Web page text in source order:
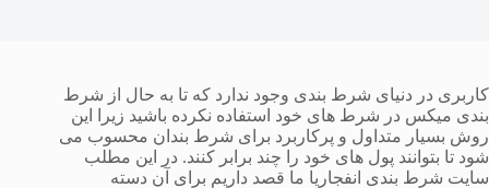
کاربری در دنیای شرط بندی وجود ندارد که تا به حال از شرط
بندی میکس در شرط های خود استفاده نکرده باشید زیرا این
روش بسیار متداول و پرکاربرد برای شرط بندان محسوب می
شود تا بتوانند پول های خود را چند برابر کنند. در این مطلب
سایت شرط بندی انفجاریا ما قصد داریم برای آن دسته